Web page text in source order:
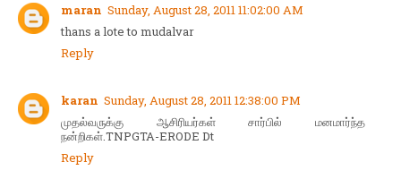
maran Sunday, August 28, 2011 11:02:00 AM
thans a lote to mudalvar
Reply
karan Sunday, August 28, 2011 12:38:00 PM
முதல்வருக்கு ஆசிரியர்கள் சார்பில் மனமார்ந்த
நன்றிகள்.TNPGTA-ERODE Dt
Reply